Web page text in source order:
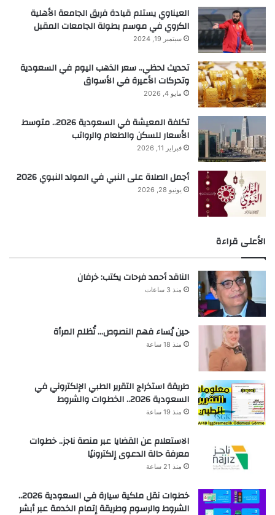
العيناوي يستلم قيادة فريق الجامعة الأهلية
الكروي في موسم بطولة الجامعات المقبل
سبتمبر 19, 2024
تحديث لحظي.. سعر الذهب اليوم في السعودية
وتحركات الأعيرة في الأسواق
مايو 4, 2026
تكلفة المعيشة في السعودية 2026.. متوسط
الأسعار للسكن والطعام والرواتب
فبراير 11, 2026
أجمل الصلاة على النبي في المولد النبوي 2026
يونيو 28, 2026
الأعلى قراءة
الناقد أحمد فرحات يكتب: خرفان
منذ 3 ساعات
حين يُساء فهم النصوص… تُظلم المرأة
منذ 18 ساعة
طريقة استخراج التقرير الطبي الإلكتروني في
السعودية 2026.. الخطوات والشروط
منذ 19 ساعة
الاستعلام عن القضايا عبر منصة ناجز.. خطوات
معرفة حالة الدعوى إلكترونيًا
منذ 21 ساعة
خطوات نقل ملكية سيارة في السعودية 2026..
الشروط والرسوم وطريقة إتمام الخدمة عبر أبشر